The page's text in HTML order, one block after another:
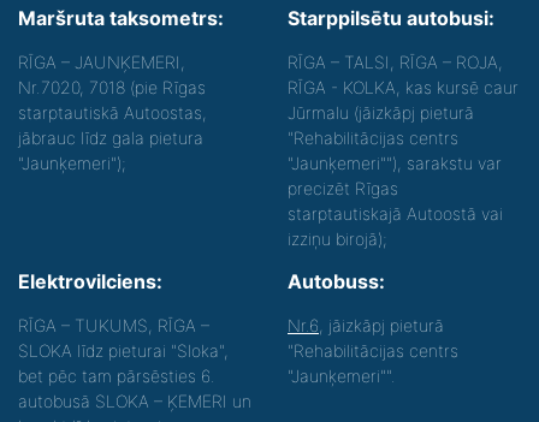
Maršruta taksometrs:
RĪGA – JAUNĶEMERI,
Nr.7020, 7018 (pie Rīgas
starptautiskā Autoostas,
jābrauc līdz gala pietura
"Jaunķemeri");
Starppilsētu autobusi:
RĪGA – TALSI, RĪGA – ROJA,
RĪGA - KOLKA, kas kursē caur
Jūrmalu (jāizkāpj pieturā
"Rehabilitācijas centrs
"Jaunķemeri""), sarakstu var
precizēt Rīgas
starptautiskajā Autoostā vai
izziņu birojā);
Elektrovilciens:
RĪGA – TUKUMS, RĪGA –
SLOKA līdz pieturai "Sloka",
bet pēc tam pārsēsties 6.
autobusā SLOKA – ĶEMERI un
Autobuss:
Nr.6 , jāizkāpj pieturā
"Rehabilitācijas centrs
"Jaunķemeri"".